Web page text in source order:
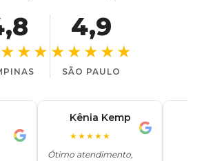
4,9
★★★★★
SÃO PAULO
Kênia Kemp
★★★★★
Ótimo atendimento,